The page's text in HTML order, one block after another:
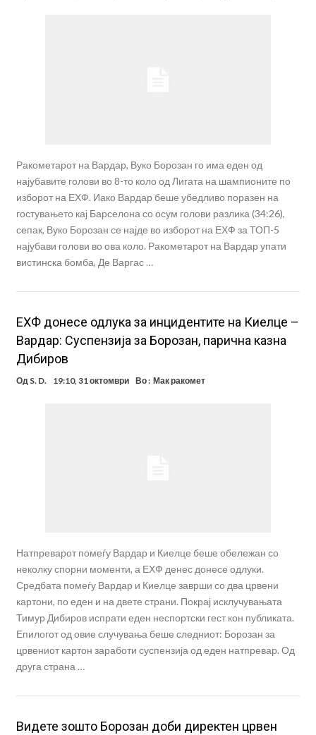
Ракометарот на Вардар, Вуко Борозан го има еден од
најубавите голови во 8-то коло од Лигата на шампионите по
изборот на ЕХФ. Иако Вардар беше убедливо поразен на
гостувањето кај Барселона со осум голови разлика (34:26),
сепак, Вуко Борозан се најде во изборот на ЕХФ за ТОП-5
најубави голови во ова коло. Ракометарот на Вардар упати
вистинска бомба, Де Варгас …
ЕХФ донесе одлука за инцидентите на Киелце –
Вардар: Суспензија за Борозан, парична казна
Дибиров
Од S. D. 19:10, 31 октомври Во : Мак ракомет
Натпреварот помеѓу Вардар и Киелце беше обележан со
неколку спорни моменти, а ЕХФ денес донесе одлуки.
Средбата помеѓу Вардар и Киелце заврши со два црвени
картони, по еден и на двете страни. Покрај исклучувањата
Тимур Дибиров испрати еден неспортски гест кон публиката.
Епилогот од овие случувања беше следниот: Борозан за
црвениот картон заработи суспензија од еден натпревар. Од
друга страна …
Видете зошто Борозан доби директен црвен